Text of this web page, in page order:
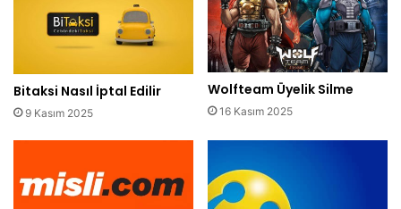
Bitaksi Nasıl İptal Edilir
9 Kasım 2025
Wolfteam Üyelik Silme
16 Kasım 2025